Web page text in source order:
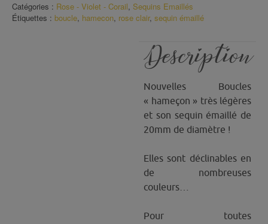
sequin
Rose
Catégories : Rose - Violet - Corail, Sequins Emaillés
Étiquettes : boucle, hamecon, rose clair, sequin émaillé
Description
Nouvelles Boucles
« hameçon » très légères
et son sequin émaillé de
20mm de diamètre !
Elles sont déclinables en
de nombreuses
couleurs…
Pour toutes